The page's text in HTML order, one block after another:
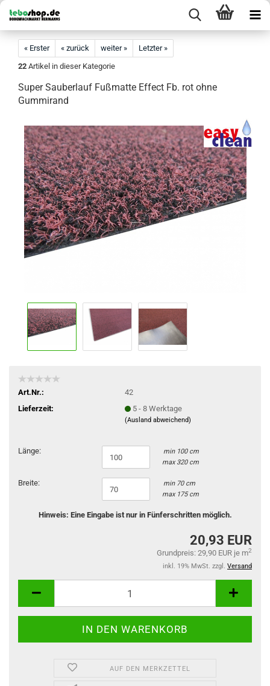
« Erster « zurück weiter »
Letzter »
22 Artikel in dieser Kategorie
Super Sauberlauf Fußmatte Effect Fb. rot ohne
Gummirand
Art.Nr.:
42
Lieferzeit:
5 - 8 Werktage
(Ausland abweichend)
Länge:
min 100 cm
max 320 cm
Breite:
min 70 cm
max 175 cm
Hinweis: Eine Eingabe ist nur in Fünferschritten möglich.
20,93 EUR
Grundpreis: 29,90 EUR je m2
inkl. 19% MwSt. zzgl. Versand
AUF DEN MERKZETTEL